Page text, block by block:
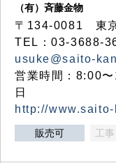
（有）斉藤金物
〒134-0081 東
TEL：03-3688-
usuke@saito-
営業時間：8:00
日
http://
販売可 工